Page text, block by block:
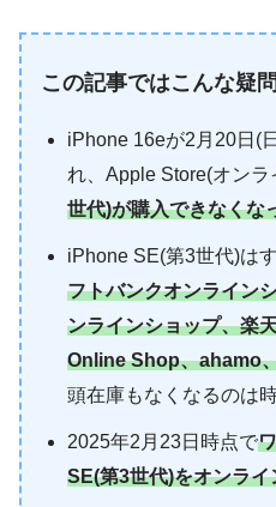
この記事ではこんな疑
iPhone 16eが2月20日(
れ、Apple Store(オンラ
世代)が購入できなくな
iPhone SE(第3世代)は
フトバンクオンライン
ンラインショップ、楽
Online Shop、ahamo
頭在庫もなくなるのは
2025年2月23日時点で
SE(第3世代)をオンライ